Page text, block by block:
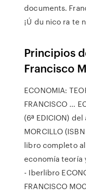
documents.
¡Ú du nico ra te
Principios
Francisco
ECONOMIA:
FRANCISCO ...
(6ª EDICION)
MORCILLO
libro completo al
economía teoría
- Iberlibro
FRANCISCO